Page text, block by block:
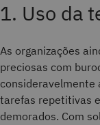
1. Uso da
As organizações
preciosas com
consideravelmente
tarefas repetitivas
demorados. Com